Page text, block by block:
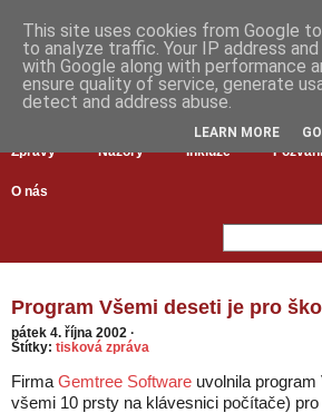
Zprávy Názory Inkluze
O nás
Program Všemi deseti je pro
pátek 4. října 2002 ·
Štítky: tisková zpráva
Firma Gemtree Software uvolnila
všemi 10 prsty na klávesnici počítače)
This site uses cookies from Google
to analyze traffic. Your IP address
with Google along with performance
ensure quality of service, generate
detect and address abuse.
LEARN MORE